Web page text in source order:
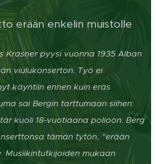
erään enkelin muistolle
Krasner pyysi vuonna 1935 Alban
viulukonserton. Työ ei
käyntiin ennen kuin eräs
sai Bergin tarttumaan siihen:
kuoli 18-vuotiaana polioon. Berg
tämän tytön, "erään
Musiikintutkijoiden mukaan